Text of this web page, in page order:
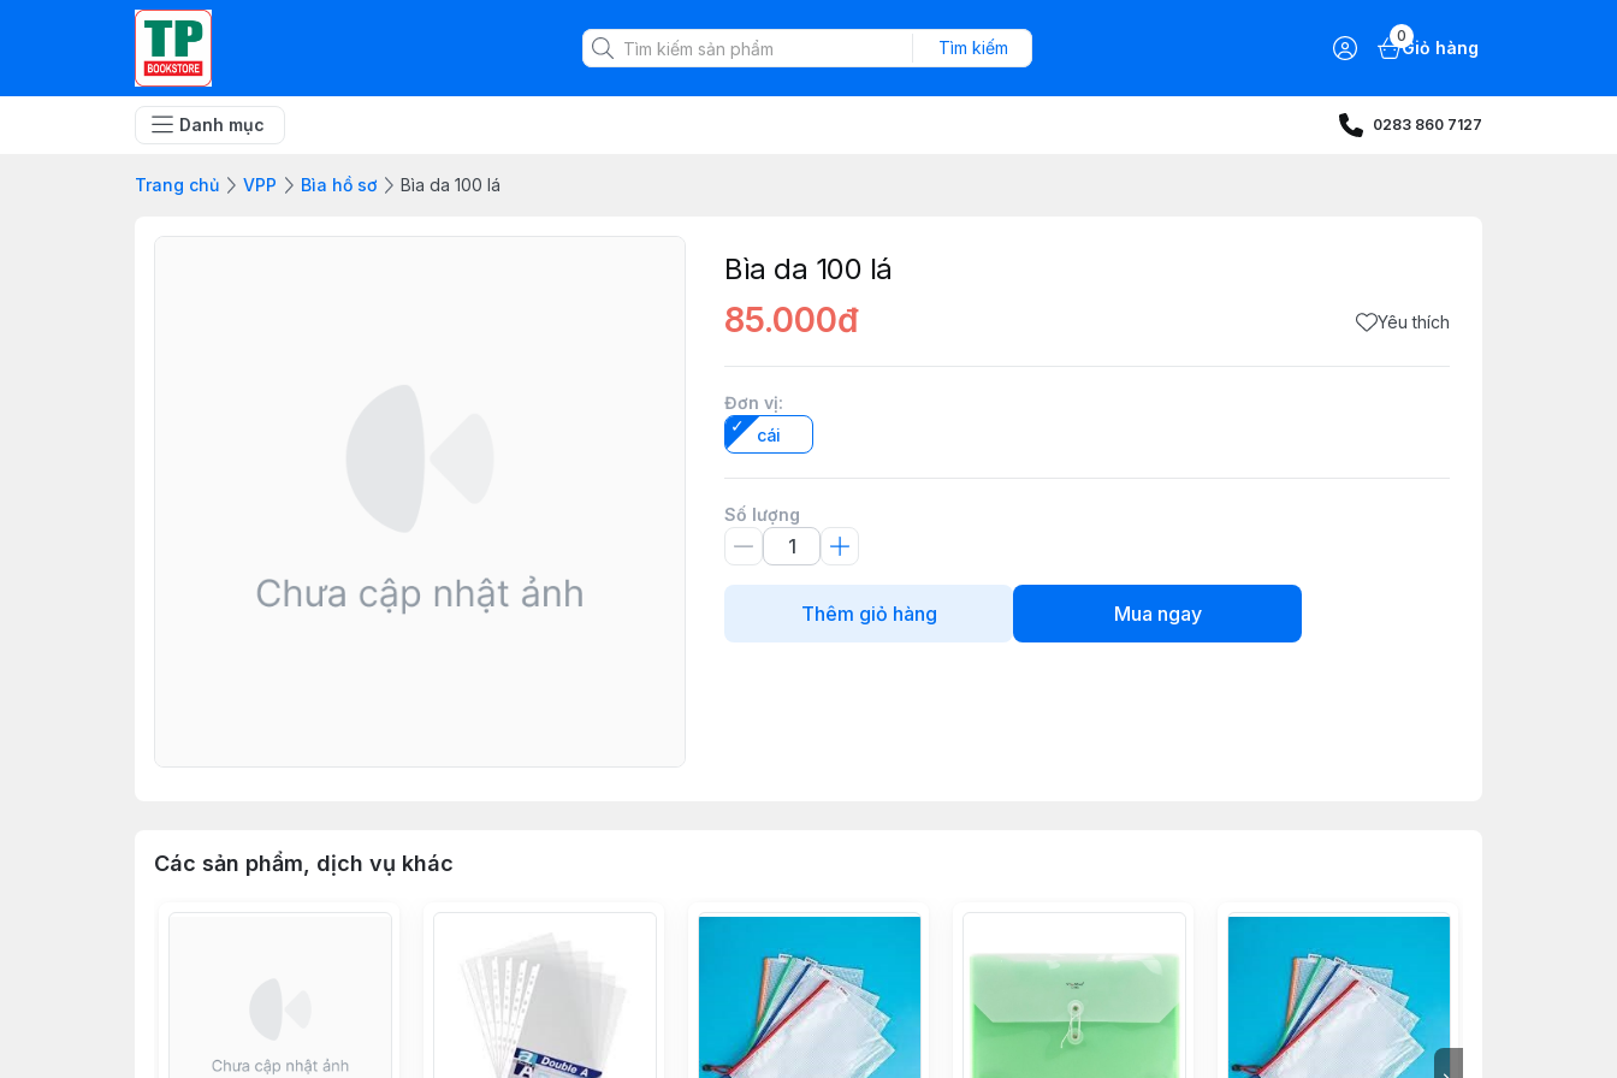
Tìm kiếm
0
Giỏ hàng
Danh mục 0283 860 7127
Trang chủ VPP Bìa hồ sơ Bìa da 100 lá
Bìa da 100 lá
85.000đ Yêu thích
Đơn vị:
cái
Số lượng
Thêm giỏ hàng Mua ngay
Các sản phẩm, dịch vụ khác